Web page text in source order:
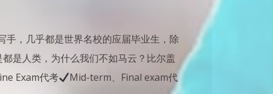
，几乎都是世界名校的应届毕业生，除
是人类，为什么我们不如马云？比尔盖
Exam代考
Mid-term、Final exam代